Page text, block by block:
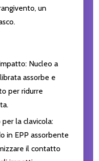
un
Nucleo a
assorbe e
per ridurre
la clavicola:
in EPP assorbente
il contatto